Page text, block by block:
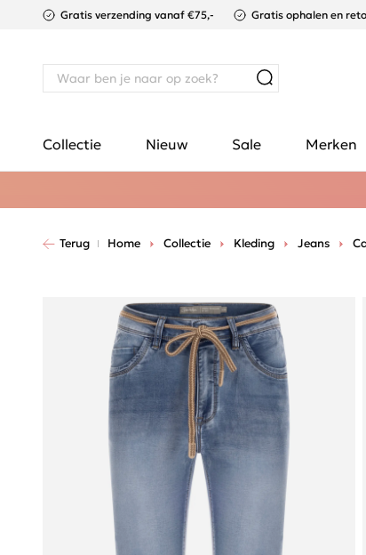
Gratis verzending vanaf €75,- Gratis ophalen en
Collectie Nieuw Sale Merken
Terug Home Collectie Kleding Jeans